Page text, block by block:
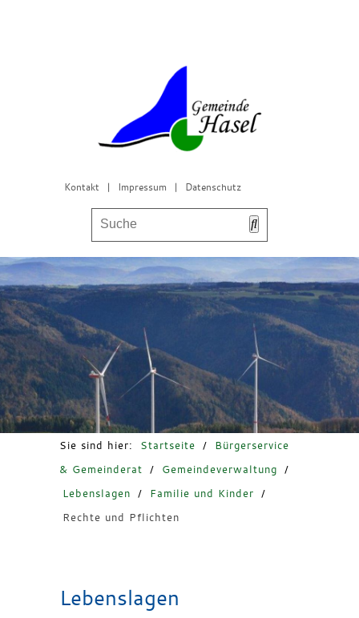
Kontakt | Impressum | Datenschutz
Bürgerservice & Gemeinderat
Leben in Hasel
Freizeit & Tourismus
Sie sind hier: Startseite /
Bürgerservice
& Gemeinderat
/ Gemeindeverwaltung
/
Lebenslagen
/ Familie und Kinder
/
Rechte und Pflichten
Lebenslagen